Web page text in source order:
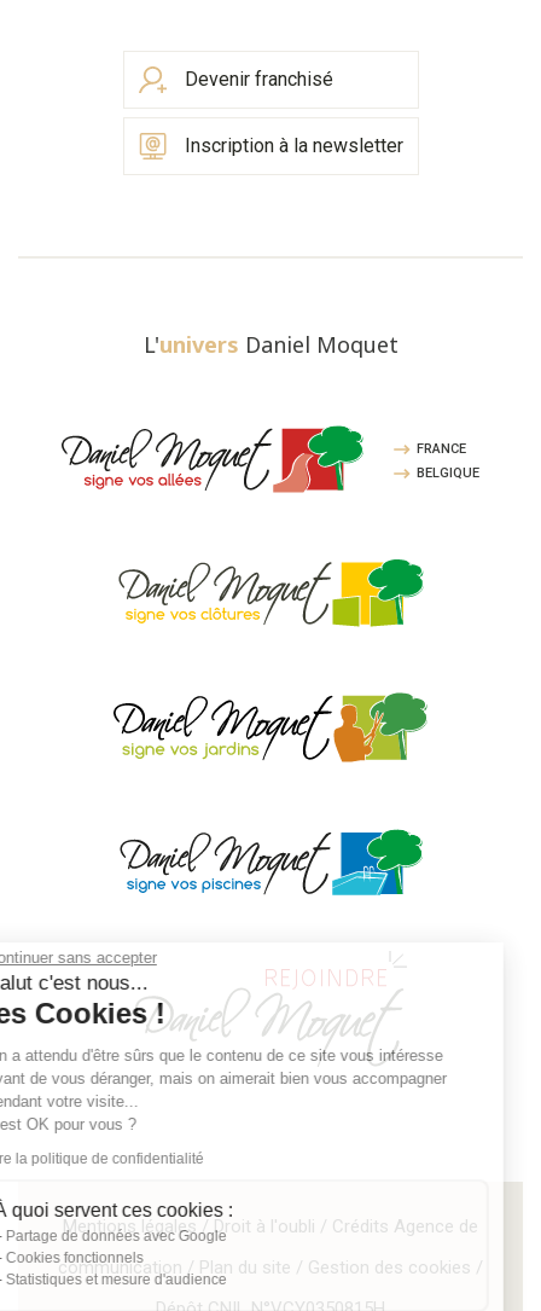
Continuer sans accepter
Salut c'est nous...
les Cookies !
On a attendu d'être sûrs que le contenu de ce site vous intéresse
avant de vous déranger, mais on aimerait bien vous accompagner
pendant votre visite...
C'est OK pour vous ?
Lire la politique de confidentialité
À quoi servent ces cookies :
Partage de données avec Google
Cookies fonctionnels
Statistiques et mesure d'audience
Devenir franchisé
Inscription à la newsletter
L'univers Daniel Moquet
FRANCE
BELGIQUE
Mentions légales / Droit à l'oubli / Crédits Agence de
communication / Plan du site / Gestion des cookies /